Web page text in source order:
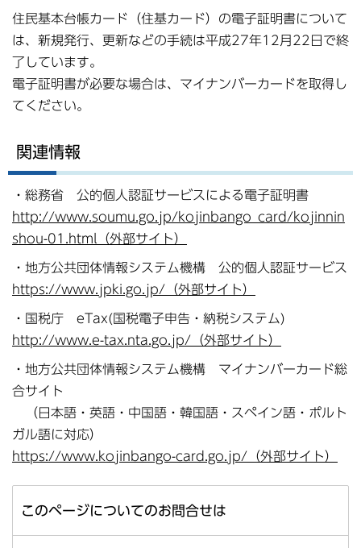
住民基本台帳カード（住基カード）の電子証明書について
は、新規発行、更新などの手続は平成27年12月22日で終
了しています。
電子証明書が必要な場合は、マイナンバーカードを取得し
てください。
関連情報
・総務省 公的個人認証サービスによる電子証明書
http://www.soumu.go.jp/kojinbango_card/kojinnin
shou-01.html（外部サイト）
・地方公共団体情報システム機構 公的個人認証サービス
https://www.jpki.go.jp/（外部サイト）
・国税庁 eTax(国税電子申告・納税システム)
http://www.e-tax.nta.go.jp/（外部サイト）
・地方公共団体情報システム機構 マイナンバーカード総
合サイト
（日本語・英語・中国語・韓国語・スペイン語・ポルト
ガル語に対応）
https://www.kojinbango-card.go.jp/（外部サイト）
このページについてのお問合せは